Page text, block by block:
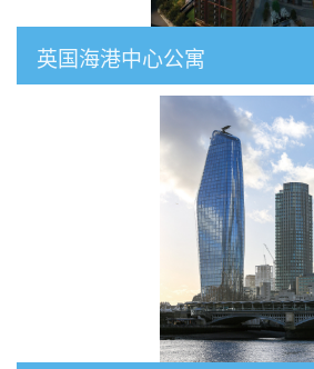
英国海港中心公寓